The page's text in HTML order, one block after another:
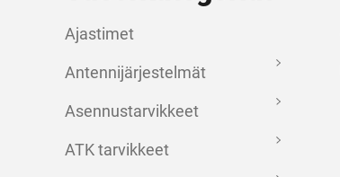
Ajastimet
Antennijärjestelmät
Asennustarvikkeet
ATK tarvikkeet